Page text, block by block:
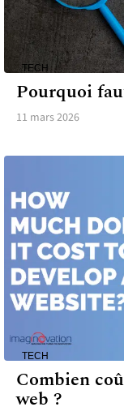
TECH
Pourquoi
11 mars 2026
TECH
Combien
web ?